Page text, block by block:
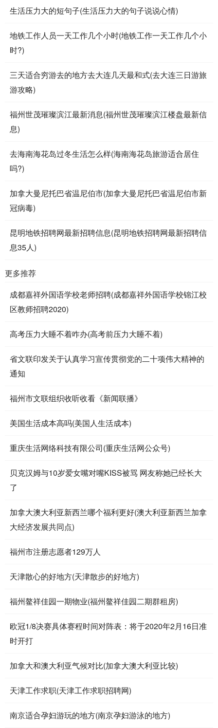
生活压力大的短句子(生活压力大的句子说说心情)
地铁工作人员一天工作几个小时(地铁工作一天工作几个小
时?)
三天适合穷游去的地方去大连几天最和式(去大连三日游旅
游攻略)
福州世茂璀璨滨江最新消息(福州世茂璀璨滨江楼盘最新信
息)
去海南海花岛过冬生活怎么样(海南海花岛旅游适合居住
吗?)
加拿大曼尼托巴省温尼伯市(加拿大曼尼托巴省温尼伯市新
冠病毒)
昆明地铁招聘网最新招聘信息(昆明地铁招聘网最新招聘信
息35人)
更多推荐
成都嘉祥外国语学校老师招聘(成都嘉祥外国语学校锦江校
区教师招聘2020)
高考压力大睡不着咋办(高考前压力大睡不着)
省文联印发关于认真学习宣传贯彻党的二十项伟大精神的
通知
福州市文联组织收听收看《新闻联播》
美国生活成本高吗(美国人生活成本)
重庆生活网络科技有限公司(重庆生活网公众号)
贝克汉姆与10岁爱女嘴对嘴KISS被骂 网友称她已经长大
了
加拿大澳大利亚新西兰哪个福利更好(澳大利亚新西兰加拿
大经济发展共同点)
福州市注册志愿者129万人
天津散心的好地方(天津散步的好地方)
福州鳌祥佳园一期物业(福州鳌祥佳园二期群租房)
欧冠1/8决赛具体赛程时间对阵表：将于2020年2月16日准
时开打
加拿大和澳大利亚气候对比(加拿大澳大利亚比较)
天津工作求职(天津工作求职招聘网)
南京适合孕妇游玩的地方(南京孕妇游泳的地方)